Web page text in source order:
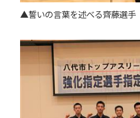
▲誓いの言葉を述べる齊藤選手